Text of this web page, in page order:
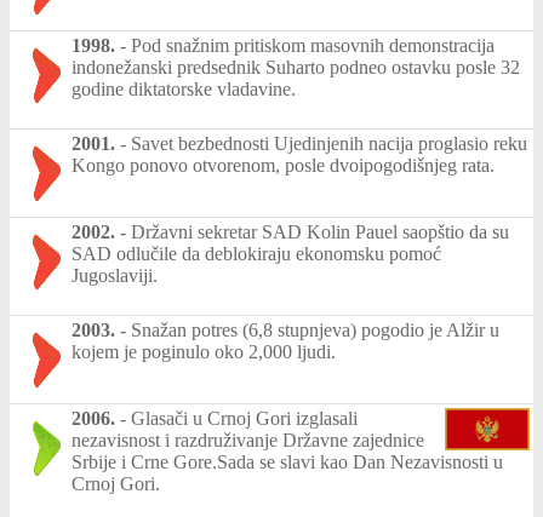
1998. - Pod snažnim pritiskom masovnih demonstracija
indonežanski predsednik Suharto podneo ostavku posle 32
godine diktatorske vladavine.
2001. - Savet bezbednosti Ujedinjenih nacija proglasio reku
Kongo ponovo otvorenom, posle dvoipogodišnjeg rata.
2002. - Državni sekretar SAD Kolin Pauel saopštio da su
SAD odlučile da deblokiraju ekonomsku pomoć
Jugoslaviji.
2003. - Snažan potres (6,8 stupnjeva) pogodio je Alžir u
kojem je poginulo oko 2,000 ljudi.
2006. - Glasači u Crnoj Gori izglasali
nezavisnost i razdruživanje Državne zajednice
Srbije i Crne Gore.Sada se slavi kao Dan Nezavisnosti u
Crnoj Gori.